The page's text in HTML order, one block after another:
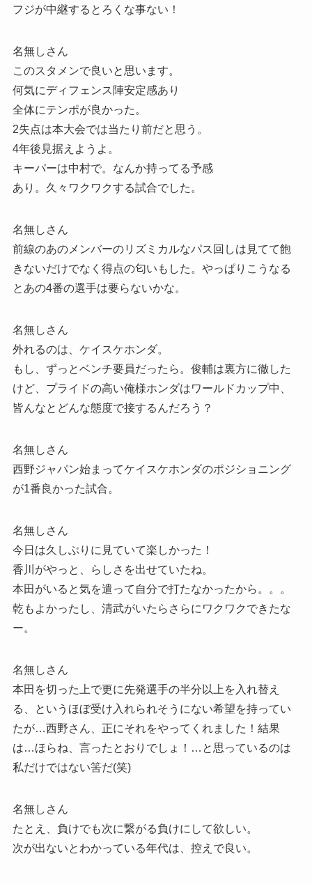
フジが中継するとろくな事ない！
名無しさん
このスタメンで良いと思います。
何気にディフェンス陣安定感あり
全体にテンポが良かった。
2失点は本大会では当たり前だと思う。
4年後見据えようよ。
キーパーは中村で。なんか持ってる予感
あり。久々ワクワクする試合でした。
名無しさん
前線のあのメンバーのリズミカルなパス回しは見てて飽
きないだけでなく得点の匂いもした。やっぱりこうなる
とあの4番の選手は要らないかな。
名無しさん
外れるのは、ケイスケホンダ。
もし、ずっとベンチ要員だったら。俊輔は裏方に徹した
けど、プライドの高い俺様ホンダはワールドカップ中、
皆んなとどんな態度で接するんだろう？
名無しさん
西野ジャパン始まってケイスケホンダのポジショニング
が1番良かった試合。
名無しさん
今日は久しぶりに見ていて楽しかった！
香川がやっと、らしさを出せていたね。
本田がいると気を遣って自分で打たなかったから。。。
乾もよかったし、清武がいたらさらにワクワクできたな
ー。
名無しさん
本田を切った上で更に先発選手の半分以上を入れ替え
る、というほぼ受け入れられそうにない希望を持ってい
たが…西野さん、正にそれをやってくれました！結果
は…ほらね、言ったとおりでしょ！…と思っているのは
私だけではない筈だ(笑)
名無しさん
たとえ、負けでも次に繋がる負けにして欲しい。
次が出ないとわかっている年代は、控えで良い。